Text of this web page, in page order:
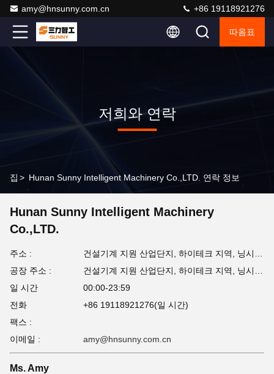
amy@hnsunny.com.cn +86 19118921276
따옴표
저희와 연락
집 > Hunan Sunny Intelligent Machinery Co.,LTD. 연락 정보
Hunan Sunny Intelligent Machinery
Co.,LTD.
주소 :
공장 주소 :
일 시간
00:00-23:59
전화
+86 19118921276(일 시간)
팩스 :
이메일 :
amy@hnsunny.com.cn
Ms. Amy